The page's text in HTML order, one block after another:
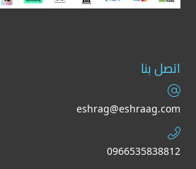
اتصل بنا
eshrag@eshraag.com
0966535838812